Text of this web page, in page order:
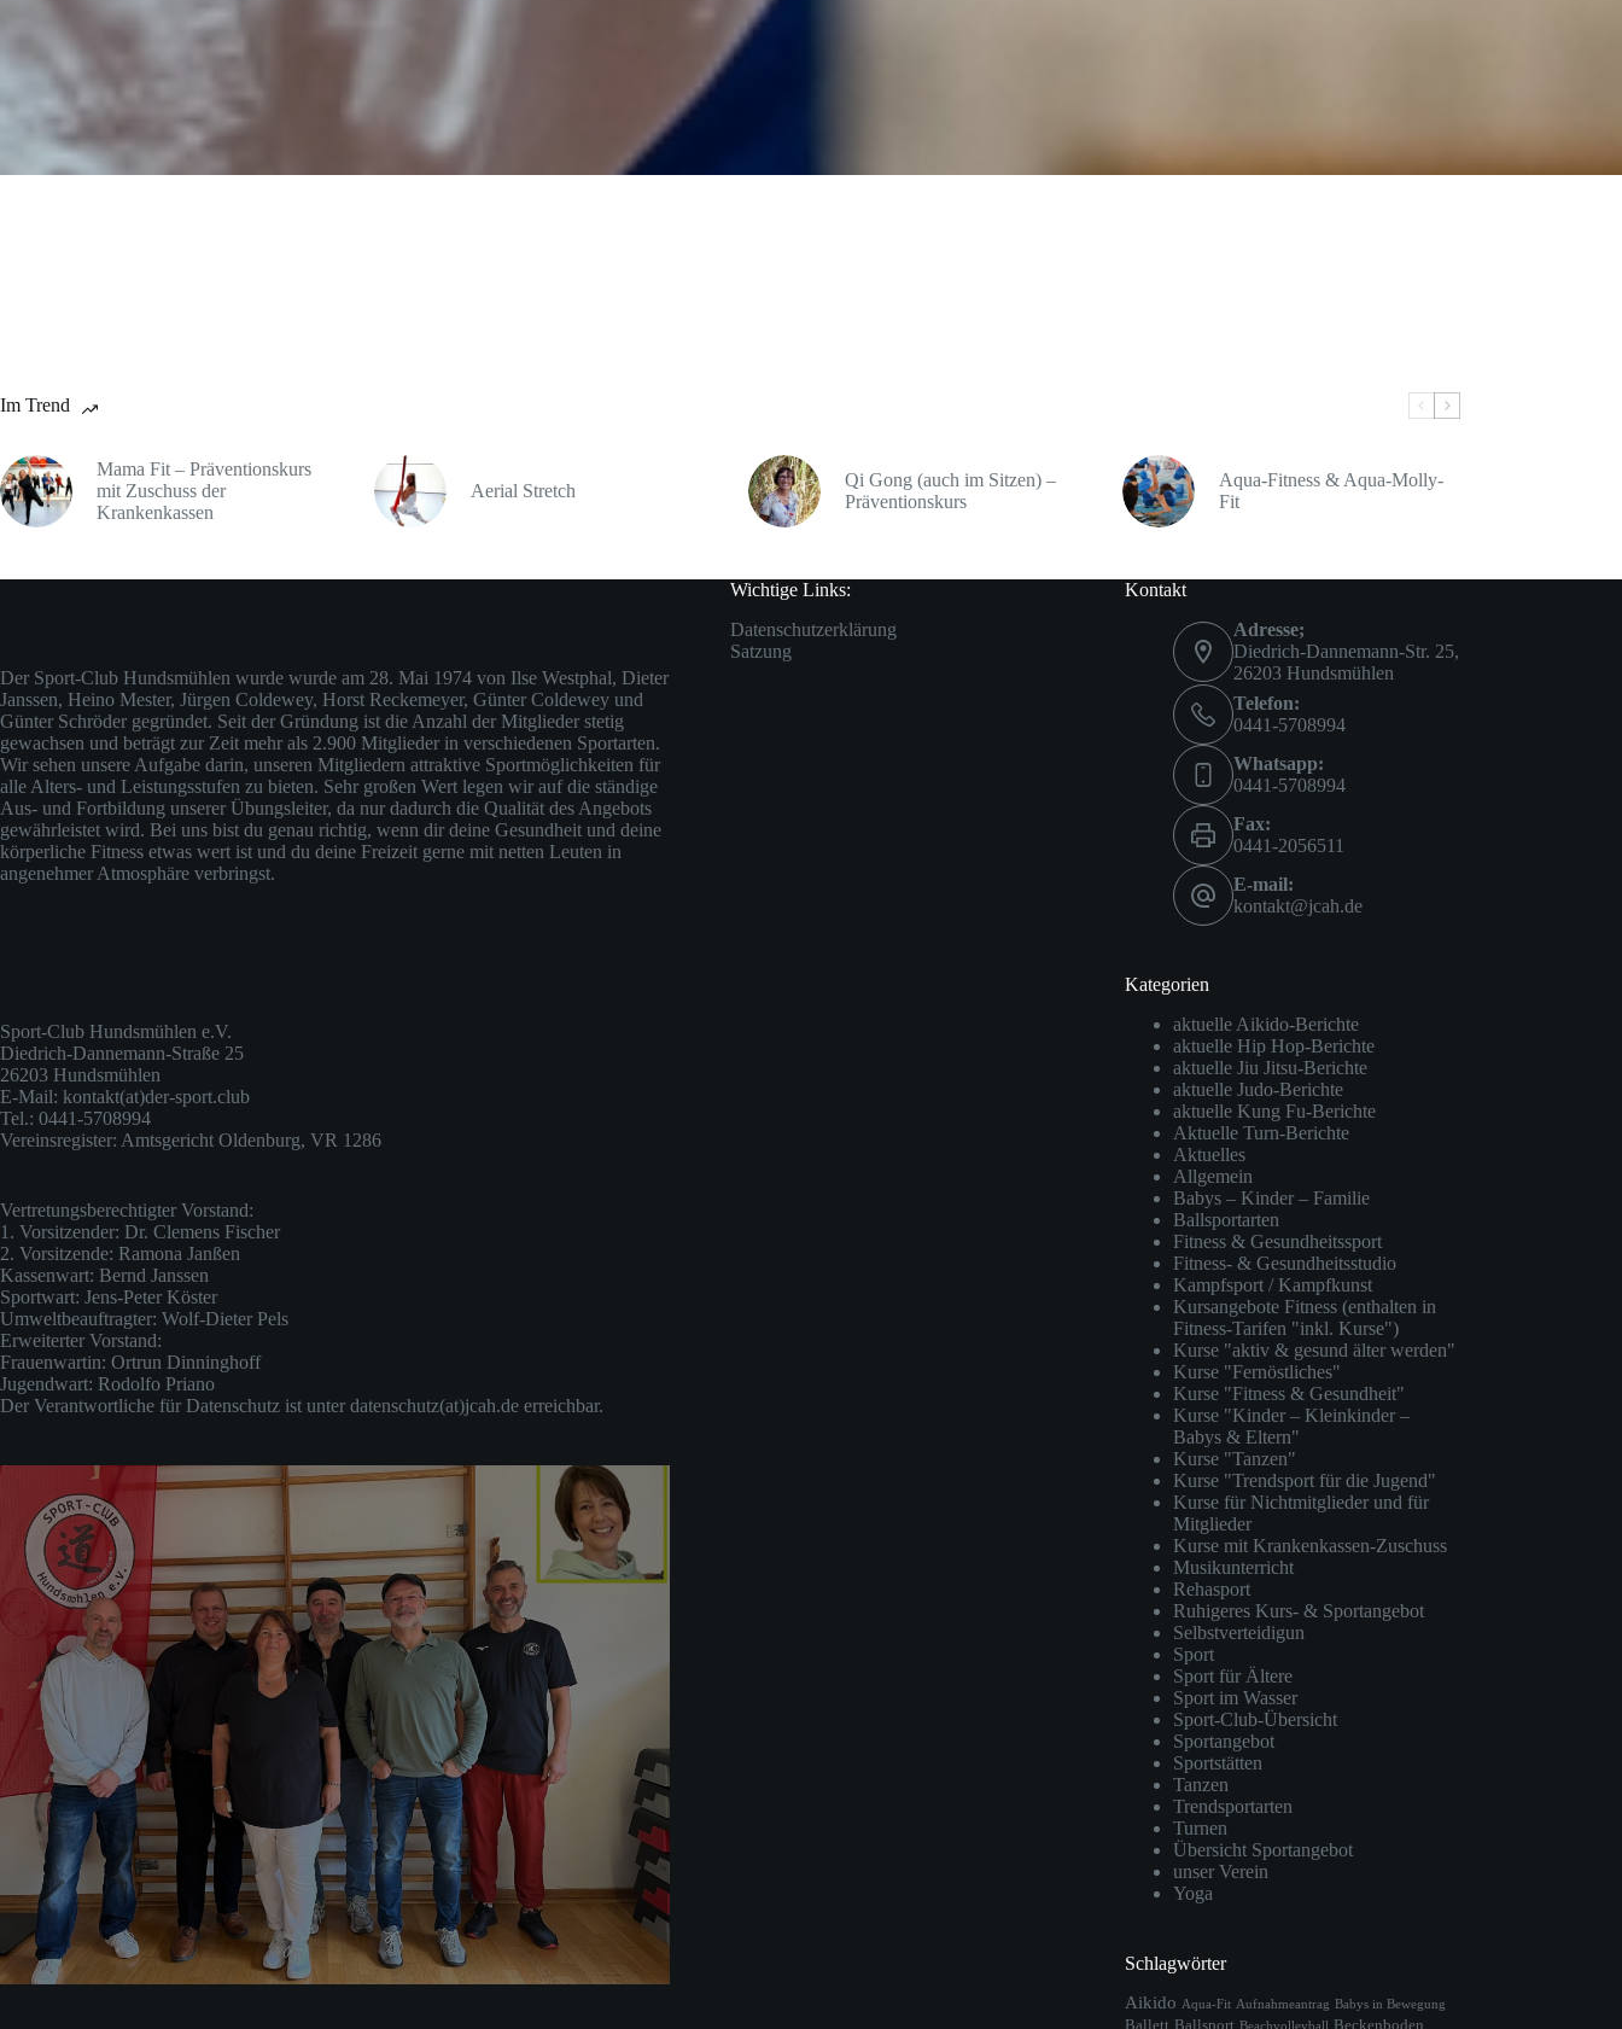
Im Trend
Mama Fit – Präventionskurs
mit Zuschuss der
Krankenkassen
Aerial Stretch
Qi Gong (auch im Sitzen) –
Präventionskurs
Aqua-Fitness & Aqua-Molly-
Fit
Der Sport-Club Hundsmühlen wurde wurde am 28. Mai 1974 von Ilse Westphal, Dieter
Janssen, Heino Mester, Jürgen Coldewey, Horst Reckemeyer, Günter Coldewey und
Günter Schröder gegründet. Seit der Gründung ist die Anzahl der Mitglieder stetig
gewachsen und beträgt zur Zeit mehr als 2.900 Mitglieder in verschiedenen Sportarten.
Wir sehen unsere Aufgabe darin, unseren Mitgliedern attraktive Sportmöglichkeiten für
alle Alters- und Leistungsstufen zu bieten. Sehr großen Wert legen wir auf die ständige
Aus- und Fortbildung unserer Übungsleiter, da nur dadurch die Qualität des Angebots
gewährleistet wird. Bei uns bist du genau richtig, wenn dir deine Gesundheit und deine
körperliche Fitness etwas wert ist und du deine Freizeit gerne mit netten Leuten in
angenehmer Atmosphäre verbringst.
Sport-Club Hundsmühlen e.V.
Diedrich-Dannemann-Straße 25
26203 Hundsmühlen
E-Mail: kontakt(at)der-sport.club
Tel.: 0441-5708994
Vereinsregister: Amtsgericht Oldenburg, VR 1286
Vertretungsberechtigter Vorstand:
1. Vorsitzender: Dr. Clemens Fischer
2. Vorsitzende: Ramona Janßen
Kassenwart: Bernd Janssen
Sportwart: Jens-Peter Köster
Umweltbeauftragter: Wolf-Dieter Pels
Erweiterter Vorstand:
Frauenwartin: Ortrun Dinninghoff
Jugendwart: Rodolfo Priano
Der Verantwortliche für Datenschutz ist unter datenschutz(at)jcah.de erreichbar.
Wichtige Links:
Datenschutzerklärung
Satzung
Kontakt
Adresse;
Diedrich-Dannemann-Str. 25,
26203 Hundsmühlen
Telefon:
0441-5708994
Whatsapp:
0441-5708994
Fax:
0441-2056511
E-mail:
kontakt@jcah.de
Kategorien
aktuelle Aikido-Berichte
aktuelle Hip Hop-Berichte
aktuelle Jiu Jitsu-Berichte
aktuelle Judo-Berichte
aktuelle Kung Fu-Berichte
Aktuelle Turn-Berichte
Aktuelles
Allgemein
Babys – Kinder – Familie
Ballsportarten
Fitness & Gesundheitssport
Fitness- & Gesundheitsstudio
Kampfsport / Kampfkunst
Kursangebote Fitness (enthalten in
Fitness-Tarifen "inkl. Kurse")
Kurse "aktiv & gesund älter werden"
Kurse "Fernöstliches"
Kurse "Fitness & Gesundheit"
Kurse "Kinder – Kleinkinder –
Babys & Eltern"
Kurse "Tanzen"
Kurse "Trendsport für die Jugend"
Kurse für Nichtmitglieder und für
Mitglieder
Kurse mit Krankenkassen-Zuschuss
Musikunterricht
Rehasport
Ruhigeres Kurs- & Sportangebot
Selbstverteidigun
Sport
Sport für Ältere
Sport im Wasser
Sport-Club-Übersicht
Sportangebot
Sportstätten
Tanzen
Trendsportarten
Turnen
Übersicht Sportangebot
unser Verein
Yoga
Schlagwörter
Aikido Aqua-Fit Aufnahmeantrag Babys in Bewegung
Ballett Ballsport Beckenboden